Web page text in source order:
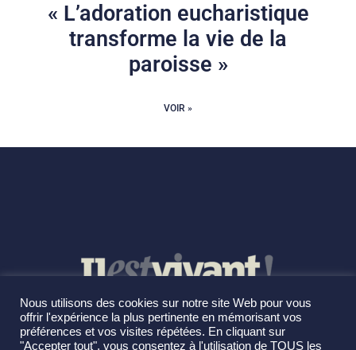
« L’adoration eucharistique
transforme la vie de la
paroisse »
VOIR »
Nous utilisons des cookies sur notre site Web pour vous
offrir l'expérience la plus pertinente en mémorisant vos
préférences et vos visites répétées. En cliquant sur
"Accepter tout", vous consentez à l'utilisation de TOUS les